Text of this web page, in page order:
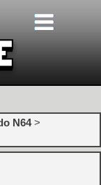
N64>